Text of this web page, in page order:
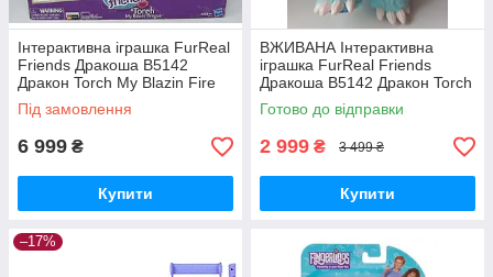
Інтерактивна іграшка FurReal
Friends Дракоша В5142
Дракон Torch My Blazin Fire
Breathing Dragon
Під замовлення
6 999 ₴
Купити
ВЖИВАНА Інтерактивна
іграшка FurReal Friends
Дракоша В5142 Дракон Torch
My Blazin Fire Breathing
Dragon
Готово до відправки
2 999 ₴ 3 499 ₴
Купити
–17%